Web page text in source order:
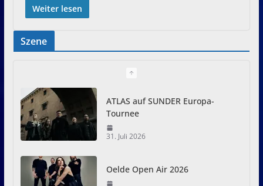
Weiter lesen
Szene
ATLAS auf SUNDER Europa-
Tournee
31. Juli 2026
Oelde Open Air 2026